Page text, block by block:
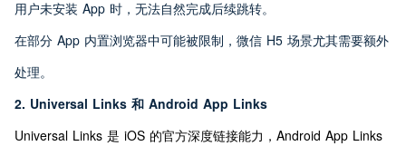
用户未安装 App 时，无法自然完成后续跳转。
在部分 App 内置浏览器中可能被限制，微信 H5 场景尤其需要额外
处理。
2. Universal Links 和 Android App Links
Universal Links 是 iOS 的官方深度链接能力，Android App Links